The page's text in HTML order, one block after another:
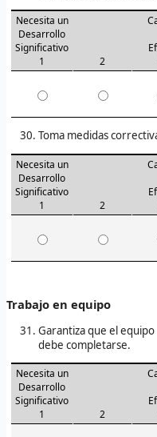
Necesita un
Desarrollo
Significativo
1
2
Toma medidas
Necesita un
Desarrollo
Significativo
1
2
Trabajo en equipo
Garantiza que el
debe completarse.
Necesita un
Desarrollo
Significativo
1
2